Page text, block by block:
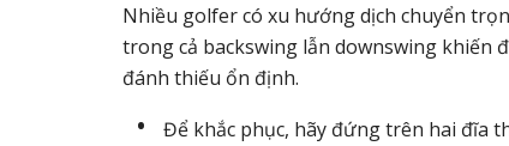
Nhiều golfer có xu hướng dịch chuyển
trong cả backswing lẫn downswing khiến
đánh thiếu ổn định.
Để khắc phục, hãy đứng trên hai đĩa